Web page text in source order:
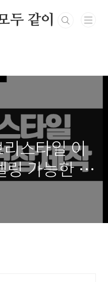
두 같이
스타일 이
링 가능한 콘